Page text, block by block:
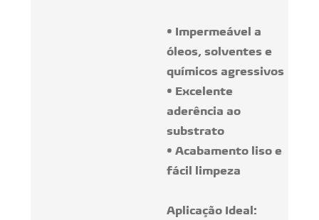
• Impermeável a
óleos, solventes e
químicos agressivos
• Excelente
aderência ao
substrato
• Acabamento liso e
fácil limpeza
Aplicação Ideal: